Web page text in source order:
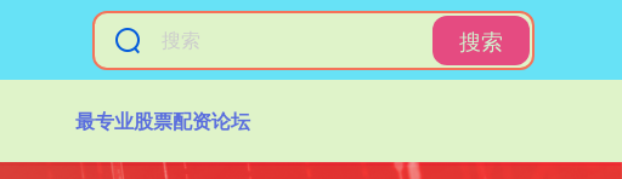
搜索
最专业股票配资论坛